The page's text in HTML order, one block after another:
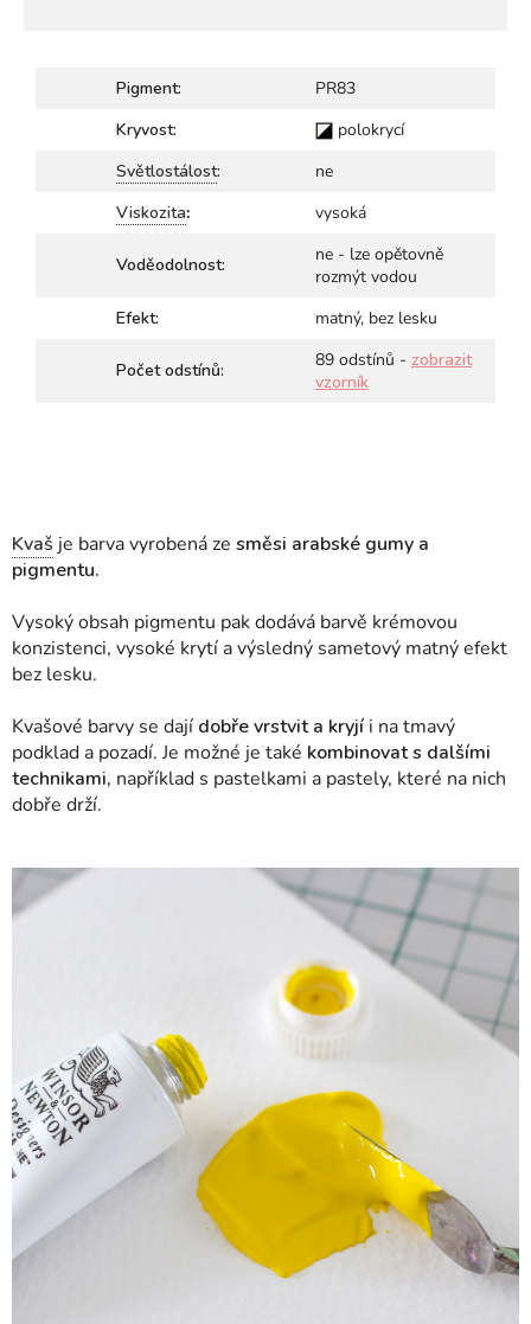
Pigment:
PR83
Kryvost:
polokrycí
Světlostálost:
ne
Viskozita: vysoká
Voděodolnost:
ne - lze opětovně
rozmýt vodou
Efekt:
matný, bez lesku
Počet odstínů: 89 odstínů - zobrazit
vzorník
Kvaš je barva vyrobená ze směsi arabské gumy a
pigmentu.
Vysoký obsah pigmentu pak dodává barvě krémovou
konzistenci, vysoké krytí a výsledný sametový matný efekt
bez lesku.
Kvašové barvy se dají dobře vrstvit a kryjíi na tmavý
podklad a pozadí. Je možné je také kombinovat s dalšími
technikami, například s pastelkami a pastely, které na nich
dobře drží.